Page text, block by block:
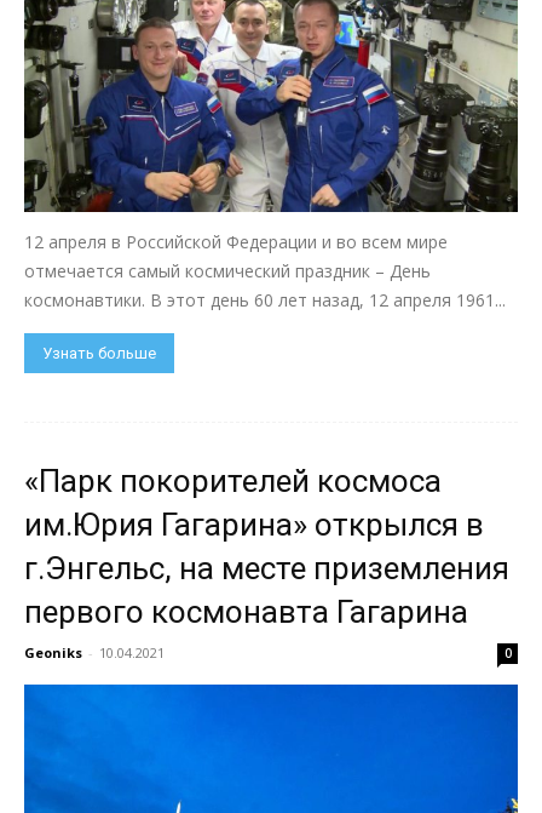
12 апреля в Российской Федерации и во всем мире
отмечается самый космический праздник – День
космонавтики. В этот день 60 лет назад, 12 апреля 1961...
Узнать больше
«Парк покорителей космоса
им.Юрия Гагарина» открылся в
г.Энгельс, на месте приземления
первого космонавта Гагарина
Geoniks - 10.04.2021 0